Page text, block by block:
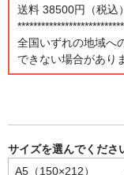
送料 38500円（税込
全国いずれの地域へ
できない場合があり
サイズを選んでくださ